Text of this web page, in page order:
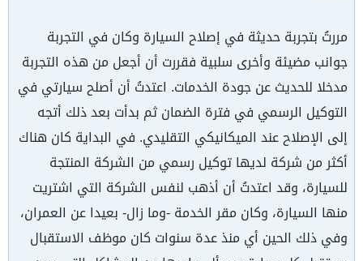
مررتُ بتجربة حديثة في إصلاح السيارة وكان في التجربة
جوانب مضيئة وأخرى سلبية فقررت أن أجعل من هذه التجربة
مدخلا للحديث عن جودة الخدمات. اعتدتُ أن أصلح سيارتي في
التوكيل الرسمي في فترة الضمان ثم بدأت بعد ذلك أتجه
إلى الإصلاح عند الميكانيكي التقليدي. في البداية كان هناك
أكثر من شركة لديها توكيل رسمي من الشركة المنتجة
للسيارة، وقد اعتدتُ أن أذهب لنفس الشركة التي اشتريت
منها السيارة، وكان مقر الخدمة -وما زال- بعيدا عن العمران،
وفي ذلك الحين أي منذ عدة سنوات كان موظف الاستقبال